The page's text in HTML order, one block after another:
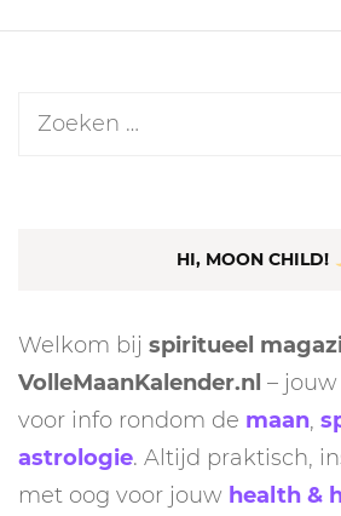
Zoeken
HI, MOON CHILD!
Welkom bij spiritueel
VolleMaanKalender.nl –
voor info rondom de maan,
astrologie. Altijd praktisch,
met oog voor jouw health &